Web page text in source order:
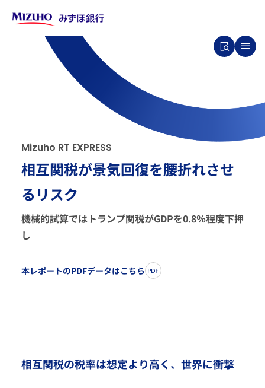
Mizuho RT EXPRESS
相互関税が景気回復を腰折れさせ
るリスク
機械的試算ではトランプ関税がGDPを0.8％程度下押
し
本レポートのPDFデータはこちら
相互関税の税率は想定より高く、世界に衝撃